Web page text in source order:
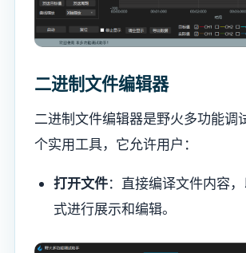
二进制文件编辑器
二进制文件编辑器是野火多功能调
个实用工具，它允许用户：
打开文件：直接编译文件内容
式进行展示和编辑。